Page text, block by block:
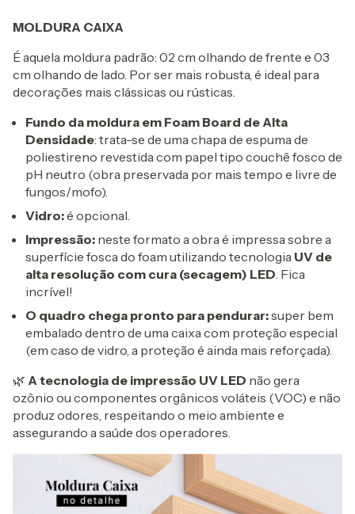
MOLDURA CAIXA
É aquela moldura padrão: 02 cm olhando de frente e 03
cm olhando de lado. Por ser mais robusta, é ideal para
decorações mais clássicas ou rústicas.
Fundo da moldura em Foam Board de Alta
Densidade: trata-se de uma chapa de espuma de
poliestireno revestida com papel tipo couchê fosco de
pH neutro (obra preservada por mais tempo e livre de
fungos/mofo).
Vidro:é opcional.
Impressão: neste formato a obra é impressa sobre a
superfície fosca do foam utilizando tecnologia UV de
alta resolução com cura (secagem) LED. Fica
incrível!
O quadro chega pronto para pendurar:super bem
embalado dentro de uma caixa com proteção especial
(em caso de vidro, a proteção é ainda mais reforçada).
🌿 A tecnologia de impressão UV LED não gera
ozônio ou componentes orgânicos voláteis (VOC) e não
produz odores, respeitando o meio ambiente e
assegurando a saúde dos operadores.